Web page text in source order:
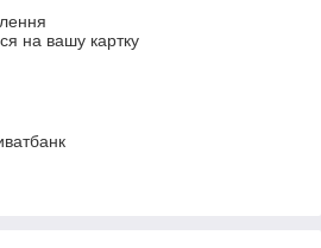
на вашу картку